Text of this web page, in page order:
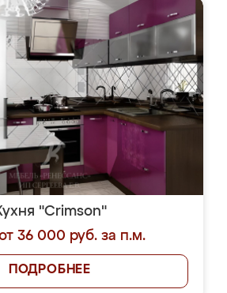
"Crimson"
36 000 руб. за п.м.
ПОДРОБНЕЕ